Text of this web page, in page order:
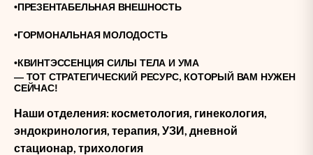
•ПРЕЗЕНТАБЕЛЬНАЯ ВНЕШНОСТЬ
•ГОРМОНАЛЬНАЯ МОЛОДОСТЬ
•КВИНТЭССЕНЦИЯ СИЛЫ ТЕЛА И УМА
— ТОТ СТРАТЕГИЧЕСКИЙ РЕСУРС, КОТОРЫЙ ВАМ НУЖЕН
СЕЙЧАС!
Наши отделения: косметология, гинекология,
эндокринология, терапия, УЗИ, дневной
стационар, трихология